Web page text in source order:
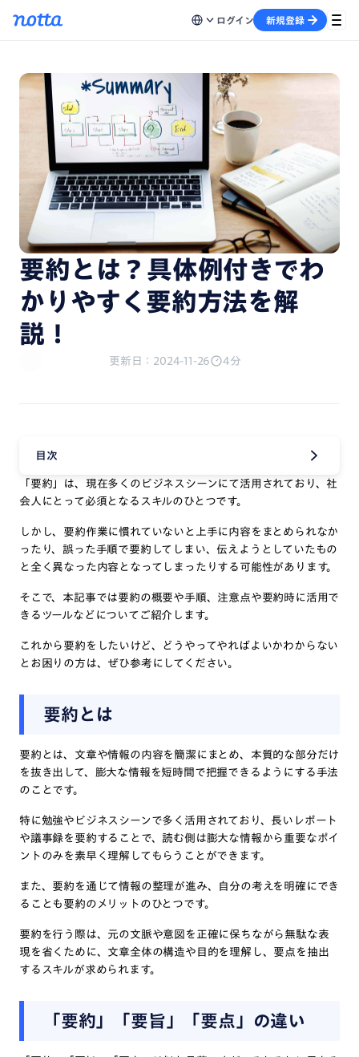
ログイン 新規登録
要約とは？具体例付きでわ
かりやすく要約方法を解
説！
更新日：2024-11-26 4分
目次
「要約」は、現在多くのビジネスシーンにて活用されており、社
会人にとって必須となるスキルのひとつです。
しかし、要約作業に慣れていないと上手に内容をまとめられなか
ったり、誤った手順で要約してしまい、伝えようとしていたもの
と全く異なった内容となってしまったりする可能性があります。
そこで、本記事では要約の概要や手順、注意点や要約時に活用で
きるツールなどについてご紹介します。
これから要約をしたいけど、どうやってやればよいかわからない
とお困りの方は、ぜひ参考にしてください。
要約とは
要約とは、文章や情報の内容を簡潔にまとめ、本質的な部分だけ
を抜き出して、膨大な情報を短時間で把握できるようにする手法
のことです。
特に勉強やビジネスシーンで多く活用されており、長いレポート
や議事録を要約することで、読む側は膨大な情報から重要なポイ
ントのみを素早く理解してもらうことができます。
また、要約を通じて情報の整理が進み、自分の考えを明確にでき
ることも要約のメリットのひとつです。
要約を行う際は、元の文脈や意図を正確に保ちながら無駄な表
現を省くために、文章全体の構造や目的を理解し、要点を抽出
するスキルが求められます。
「要約」「要旨」「要点」の違い